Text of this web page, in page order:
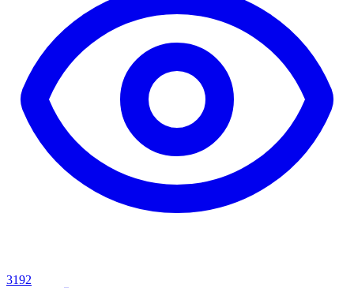
3192